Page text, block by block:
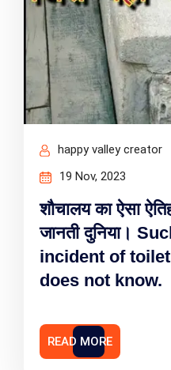
happy valley creator
19 Nov, 2023
शौचालय का ऐसा
जानती दुनिया।
incident of
does not know.
READ MORE